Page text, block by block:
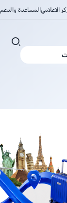
الاعلاميالمساعدة والدعم